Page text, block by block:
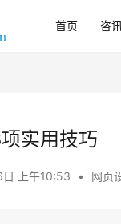
首页 咨
实用技巧
日 上午10:53 • 网页